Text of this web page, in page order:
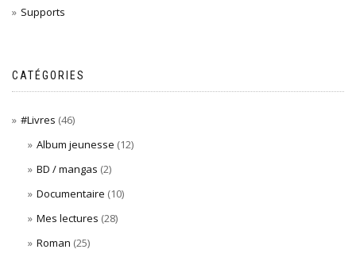
Supports
CATÉGORIES
#Livres (46)
Album jeunesse (12)
BD / mangas (2)
Documentaire (10)
Mes lectures (28)
Roman (25)